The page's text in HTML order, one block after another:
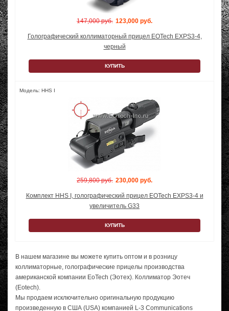
147,000 руб. 123,000 руб.
Голографический коллиматорный прицел EOTech EXPS3-4,
черный
КУПИТЬ
Модель: HHS I
259,800 руб. 230,000 руб.
Комплект HHS I, голографический прицел EOTech EXPS3-4 и
увеличитель G33
КУПИТЬ
В нашем магазине вы можете купить оптом и в розницу
коллиматорные, голографические прицелы производства
американской компании EoTech (Эотех). Коллиматор Эотеч
(Eotech).
Мы продаем исключительно оригинальную продукцию
произведенную в США (USA) компанией L-3 Communications